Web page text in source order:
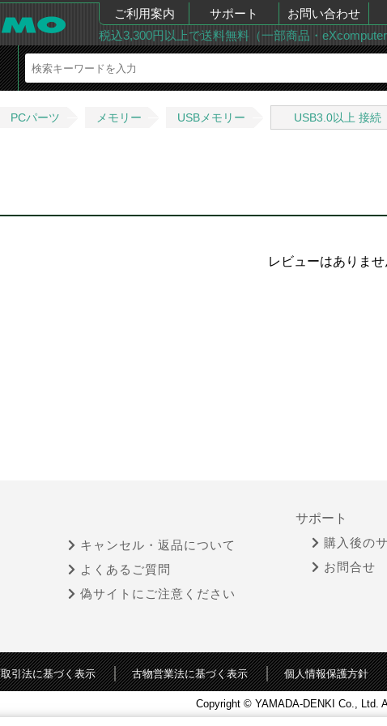
ご利用案内 サポート お問い合わせ
税込3,300円以上で送料無料（一部商品・eXcomputer
PCパーツ メモリー USBメモリー USB3.0以上 接続
レビューはありませ
キャンセル・返品について
よくあるご質問
偽サイトにご注意ください
サポート
購入後の
お問合せ
引法に基づく表示 古物営業法に基づく表示 個人情報保護方針
Copyright © YAMADA-DENKI Co., Ltd.